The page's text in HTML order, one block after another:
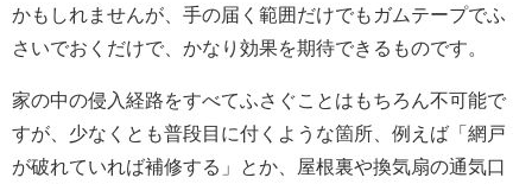
かもしれませんが、手の届く範囲だけでもガムテープでふ
さいでおくだけで、かなり効果を期待できるものです。
家の中の侵入経路をすべてふさぐことはもちろん不可能で
すが、少なくとも普段目に付くような箇所、例えば「網戸
が破れていれば補修する」とか、屋根裏や換気扇の通気口